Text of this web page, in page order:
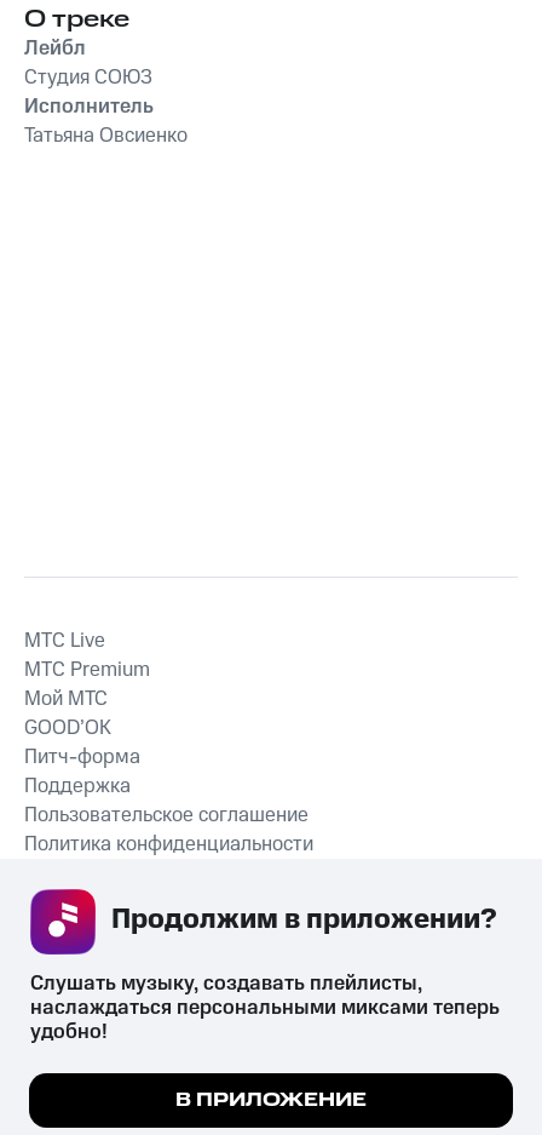
О треке
Лейбл
Студия СОЮЗ
Исполнитель
Татьяна Овсиенко
СКАЧАТЬ ПРИЛОЖЕНИЕ
MTС Live
MTС Premium
Мой МТС
GOOD’OK
Питч-форма
Поддержка
Пользовательское соглашение
Политика конфиденциальности
психотропных веществ, их аналогов причиняет вред здоровью,
их незаконный оборот запрещён и влечёт установленную
законодательством ответственность.
Мы используем куки, чтобы на сайте все
Подробнее
Слушать музыку, создавать плейлисты,
наслаждаться персональными миксами теперь
удобно!
В ПРИЛОЖЕНИЕ